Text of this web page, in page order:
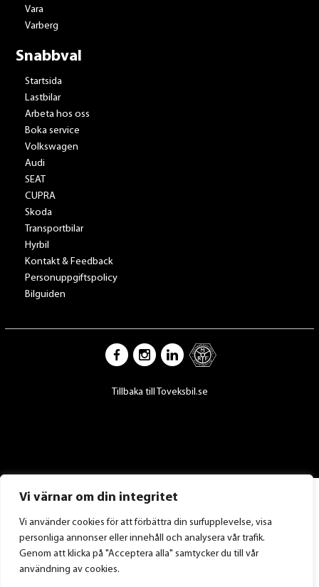
Vi värnar om din integritet
Vi använder cookies för att förbättra din surfupplevelse, visa
personliga annonser eller innehåll och analysera vår trafik.
Genom att klicka på "Acceptera alla" samtycker du till vår
användning av cookies.
Vara
Varberg
Snabbval
Startsida
Lastbilar
Arbeta hos oss
Boka service
Volkswagen
Audi
SEAT
CUPRA
Skoda
Transportbilar
Hyrbil
Kontakt & Feedback
Personuppgiftspolicy
Bilguiden
Tillbaka till Toveksbil.se